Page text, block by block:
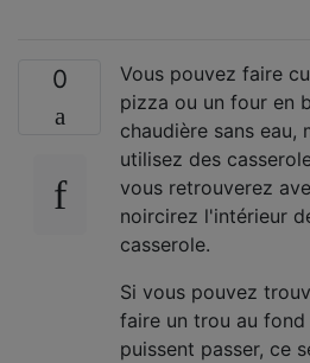
0
Vous pouvez faire
pizza ou un four en
chaudière sans eau,
utilisez des
vous retrouverez
noircirez l'intérieur
casserole.
Si vous pouvez
faire un trou au
puissent passer, ce